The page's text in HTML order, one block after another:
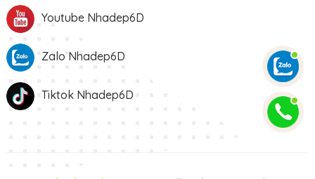
Youtube Nhadep6D
Zalo Nhadep6D
Tiktok Nhadep6D